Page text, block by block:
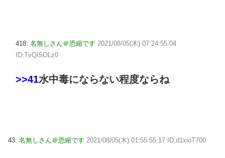
418: 名無しさん＠恐縮です 2021/08/05(木) 07:24:55.04
ID:TvQiSOLz0
>>41水中毒にならない程度ならね
43: 名無しさん＠恐縮です 2021/08/05(木) 01:55:55.17 ID:d1xioT700